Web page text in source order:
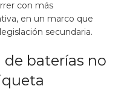
con más
en un marco que
secundaria.
baterías no